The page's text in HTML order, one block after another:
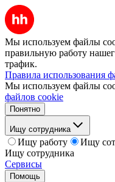
Мы используем файлы
правильную работу
трафик.
Правила использования
Мы используем файлы
файлов cookie
Понятно
Ищу сотрудника
Ищу работу
Ищу
Ищу сотрудника
Сервисы
Помощь